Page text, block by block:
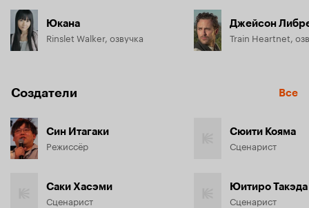
Юкана
Rinslet Walker, озвучка
Джейсон
Train Heartnet,
Создатели Все
Син Итагаки
Режиссёр
Саки Хасэми
Сценарист
Сюити Кояма
Сценарист
Юитиро Такэда
Сценарист